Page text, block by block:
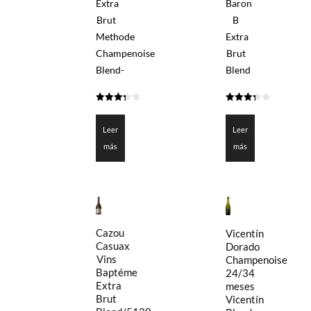
Extra
Brut
Methode
Champenoise
Blend-
de 5
Leer
más
Baron
B
Extra
Brut
Blend
de 5
Leer
más
Cazou
Casuax
Vins
Baptéme
Extra
Brut
Vicentín
Dorado
Champenoise
24/34
meses
Vicentín